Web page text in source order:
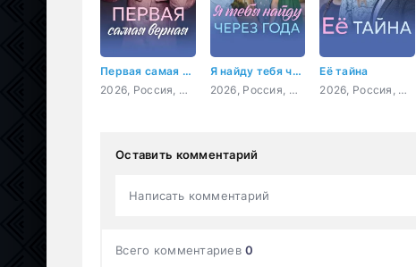
Первая самая верная
2026, Россия, мелодрама
Я найду тебя через года
2026, Россия, мелодрама
Её тайна
2026, Россия, мелодрама
Оставить комментарий
Написать комментарий
Всего комментариев0